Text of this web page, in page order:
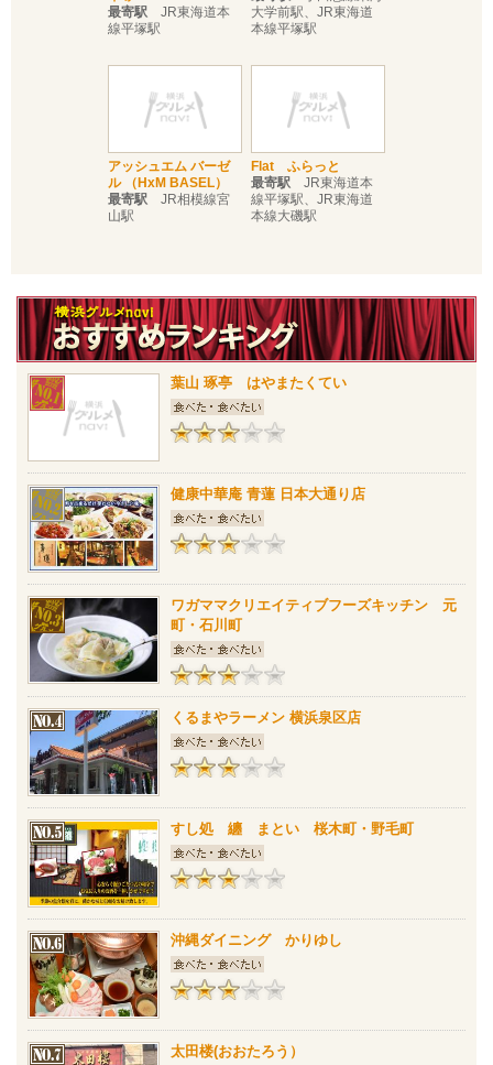
最寄駅 JR東海道本
線平塚駅
大学前駅、JR東海道
本線平塚駅
アッシュエム バーゼ
ル （HxM BASEL）
最寄駅 JR相模線宮
山駅
Flat ふらっと
最寄駅 JR東海道本
線平塚駅、JR東海道
本線大磯駅
葉山 琢亭 はやまたくてい
健康中華庵 青蓮 日本大通り店
ワガママクリエイティブフーズキッチン 元
町・石川町
くるまやラーメン 横浜泉区店
すし処 纏 まとい 桜木町・野毛町
沖縄ダイニング かりゆし
太田楼(おおたろう）